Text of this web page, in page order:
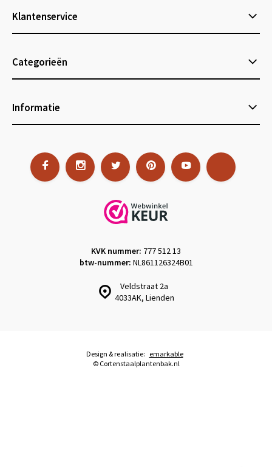
Klantenservice
Categorieën
Informatie
Veldstraat 2a
4033AK, Lienden
KVK nummer: 777 512 13
btw-nummer: NL861126324B01
© Cortenstaalplantenbak.nl
Design & realisatie: emarkable